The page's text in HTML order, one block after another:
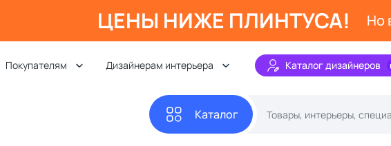
ЦЕНЫ НИЖЕ ПЛИНТУСА! Но
Покупателям Дизайнерам интерьера Каталог дизайнеров
Каталог